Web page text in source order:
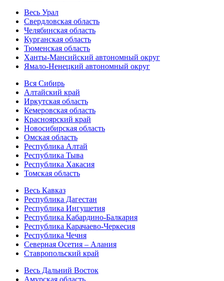
Весь Урал
Свердловская область
Челябинская область
Курганская область
Тюменская область
Ханты-Мансийский автономный округ
Ямало-Ненецкий автономный округ
Вся Сибирь
Алтайский край
Иркутская область
Кемеровская область
Красноярский край
Новосибирская область
Омская область
Республика Алтай
Республика Тыва
Республика Хакасия
Томская область
Весь Кавказ
Республика Дагестан
Республика Ингушетия
Республика Кабардино-Балкария
Республика Карачаево-Черкесия
Республика Чечня
Северная Осетия – Алания
Ставропольский край
Весь Дальний Восток
Амурская область